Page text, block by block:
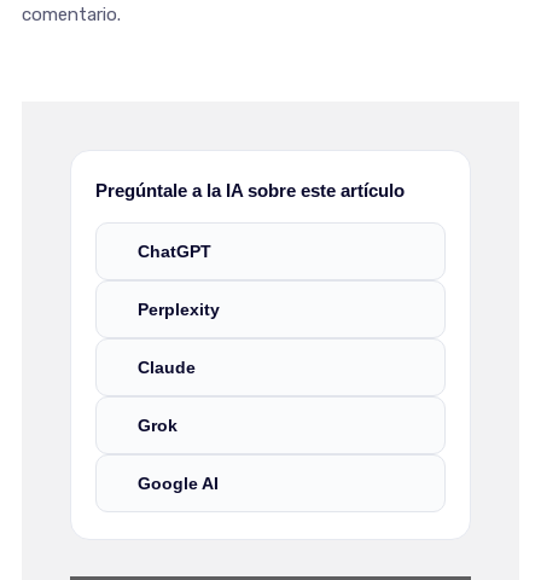
comentario.
Pregúntale a la IA sobre este artículo
ChatGPT
Perplexity
Claude
Grok
Google AI